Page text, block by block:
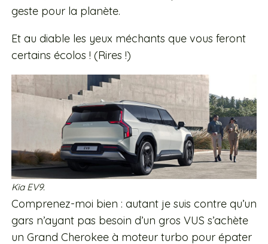
geste pour la planète.
Et au diable les yeux méchants que vous feront
certains écolos ! (Rires !)
Kia EV9.
Comprenez-moi bien : autant je suis contre qu’un
gars n’ayant pas besoin d’un gros VUS s’achète
un Grand Cherokee à moteur turbo pour épater